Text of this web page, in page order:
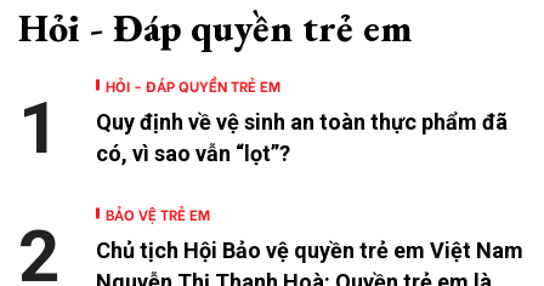
Hỏi - Đáp quyền trẻ em
HỎI - ĐÁP QUYỀN TRẺ EM
Quy định về vệ sinh an toàn thực phẩm đã
có, vì sao vẫn “lọt”?
1
BẢO VỆ TRẺ EM
Chủ tịch Hội Bảo vệ quyền trẻ em Việt Nam
2